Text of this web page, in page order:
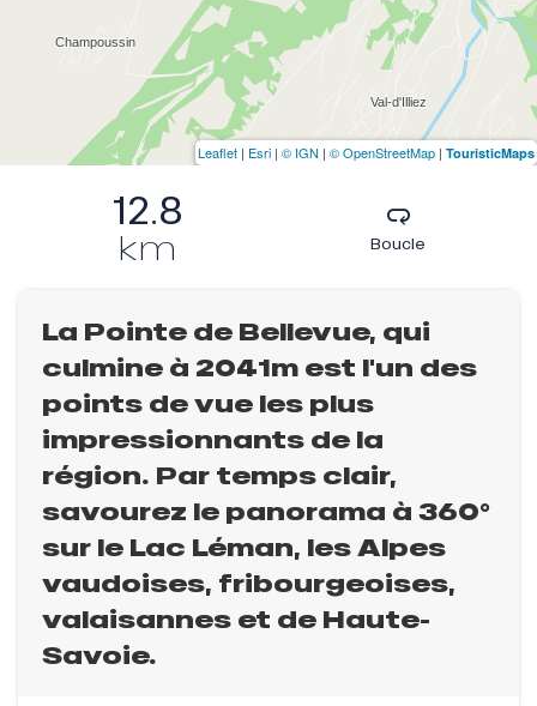
12.8
km Boucle
La Pointe de Bellevue, qui
culmine à 2041m est l'un des
points de vue les plus
impressionnants de la
région. Par temps clair,
savourez le panorama à 360°
sur le Lac Léman, les Alpes
vaudoises, fribourgeoises,
valaisannes et de Haute-
Savoie.
Leaflet | Esri | © IGN | © OpenStreetMap | TouristicMaps